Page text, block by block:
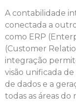
A contabilidade
conectada a
como ERP
(Customer
integração
visão unificada de
de dados e a
todas as áreas do